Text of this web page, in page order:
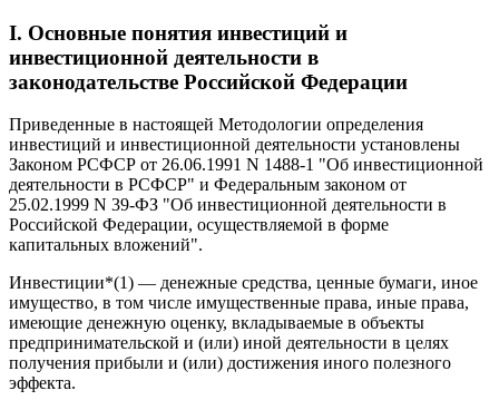
I. Основные понятия инвестиций и
инвестиционной деятельности в
законодательстве Российской Федерации
Приведенные в настоящей Методологии определения
инвестиций и инвестиционной деятельности установлены
Законом РСФСР от 26.06.1991 N 1488-1 "Об инвестиционной
деятельности в РСФСР" и Федеральным законом от
25.02.1999 N 39-ФЗ "Об инвестиционной деятельности в
Российской Федерации, осуществляемой в форме
капитальных вложений".
Инвестиции*(1) — денежные средства, ценные бумаги, иное
имущество, в том числе имущественные права, иные права,
имеющие денежную оценку, вкладываемые в объекты
предпринимательской и (или) иной деятельности в целях
получения прибыли и (или) достижения иного полезного
эффекта.